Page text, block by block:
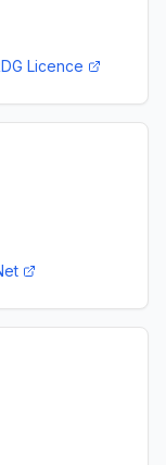
Licence